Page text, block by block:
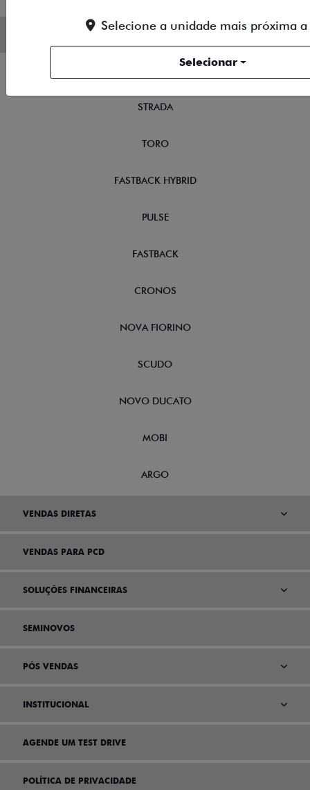
STRADA
TORO
FASTBACK HYBRID
PULSE
FASTBACK
CRONOS
NOVA FIORINO
SCUDO
NOVO DUCATO
MOBI
ARGO
VENDAS DIRETAS
VENDAS PARA PCD
SOLUÇÕES FINANCEIRAS
SEMINOVOS
PÓS VENDAS
INSTITUCIONAL
AGENDE UM TEST DRIVE
POLÍTICA DE PRIVACIDADE
Selecione a unidade mais próxima a
Selecionar